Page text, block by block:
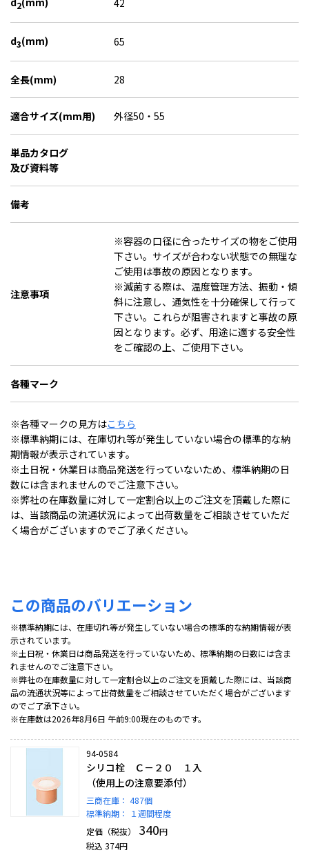
2 42
d3(mm) 65
全長(mm) 28
適合サイズ(mm用) 外径50・55
単品カタログ
及び資料等
備考
注意事項
※容器の口径に合ったサイズの物をご使用
下さい。サイズが合わない状態での無理な
ご使用は事故の原因となります。
※滅菌する際は、温度管理方法、振動・傾
斜に注意し、通気性を十分確保して行って
下さい。これらが阻害されますと事故の原
因となります。必ず、用途に適する安全性
をご確認の上、ご使用下さい。
各種マーク
※各種マークの見方はこちら
※標準納期には、在庫切れ等が発生していない場合の標準的な納
期情報が表示されています。
※土日祝・休業日は商品発送を行っていないため、標準納期の日
数には含まれませんのでご注意下さい。
※弊社の在庫数量に対して一定割合以上のご注文を頂戴した際に
は、当該商品の流通状況によって出荷数量をご相談させていただ
く場合がございますのでご了承ください。
この商品のバリエーション
※標準納期には、在庫切れ等が発生していない場合の標準的な納期情報が表
示されています。
※土日祝・休業日は商品発送を行っていないため、標準納期の日数には含ま
れませんのでご注意下さい。
※弊社の在庫数量に対して一定割合以上のご注文を頂戴した際には、当該商
品の流通状況等によって出荷数量をご相談させていただく場合がございます
のでご了承下さい。
※在庫数は2026年8月6日 午前9:00現在のものです。
94-0584
シリコ栓 Ｃ－２０ １入
（使用上の注意要添付）
三商在庫： 487個
標準納期：
１週間程度
定価（税抜）
340円
税込 374円